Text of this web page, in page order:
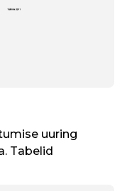
uuring
Tabelid